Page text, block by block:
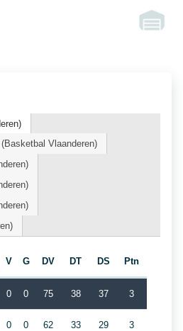
Vlaanderen)
V G DV DT DS Ptn
0 0 75 38 37 3
0 0 62 33 29 3